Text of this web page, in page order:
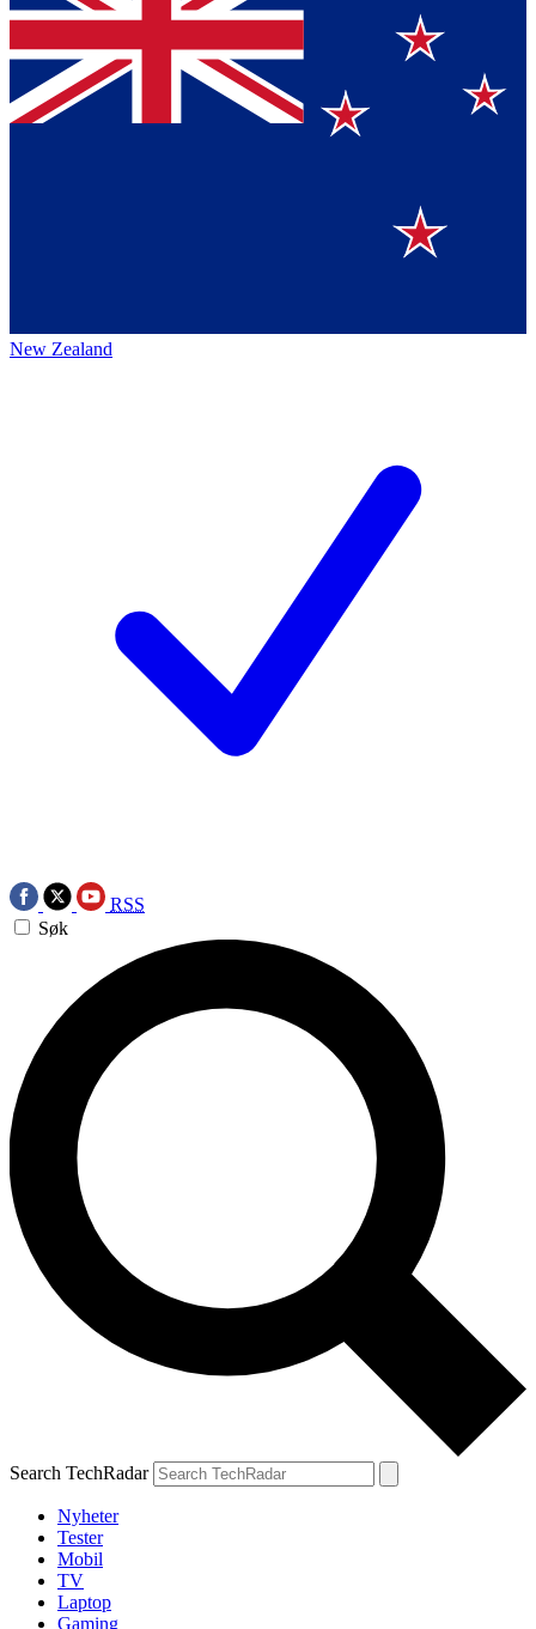
New Zealand
RSS
Søk
Search TechRadar
Nyheter
Tester
Mobil
TV
Laptop
Gaming